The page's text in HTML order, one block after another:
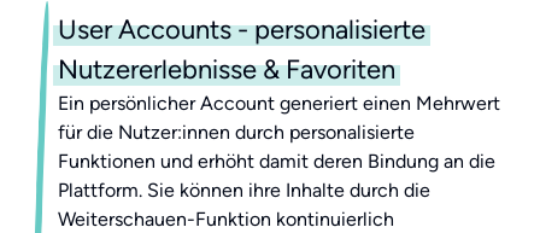
User Accounts - personalisierte
Nutzererlebnisse & Favoriten
Ein persönlicher Account generiert einen Mehrwert
für die Nutzer:innen durch personalisierte
Funktionen und erhöht damit deren Bindung an die
Plattform. Sie können ihre Inhalte durch die
Weiterschauen-Funktion kontinuierlich